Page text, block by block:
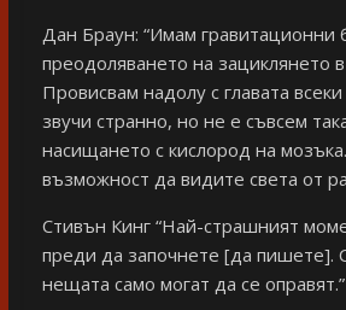
Дан Браун: “Имам гравитационни
преодоляването на зациклянето
Провисвам надолу с главата
звучи странно, но не е съвсем
насищането с кислород на
възможност да видите света от
Стивън Кинг “Най-страшният
преди да започнете [да пишете].
нещата само могат да се оправят.”